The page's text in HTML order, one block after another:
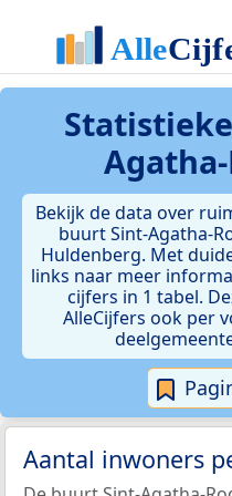
Bekijk de data over
buurt Sint-Agatha-
Huldenberg. Met
links naar meer
cijfers in 1 tabel.
AlleCijfers ook per
Aantal inwoners